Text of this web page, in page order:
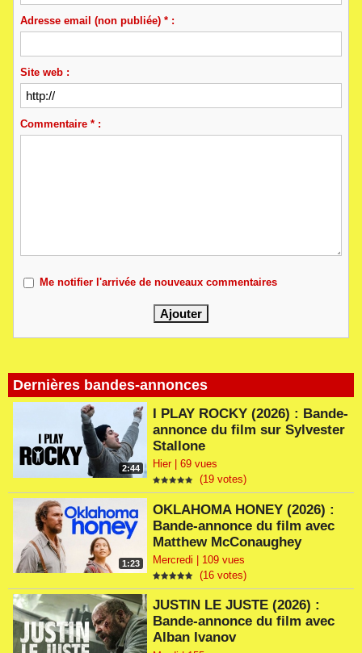
Dernières bandes-annonces
2:44
I PLAY ROCKY (2026) : Bande-
annonce du film sur Sylvester
Stallone
Hier | 69 vues
(19 votes)
1:23
OKLAHOMA HONEY (2026) :
Bande-annonce du film avec
Matthew McConaughey
Mercredi | 109 vues
(16 votes)
JUSTIN LE JUSTE (2026) :
Bande-annonce du film avec
Alban Ivanov
Adresse email (non publiée) * :
Site web :
Commentaire * :
Me notifier l'arrivée de nouveaux commentaires